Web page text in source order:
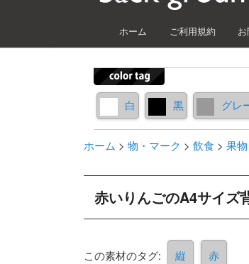
メインコンテンツへ移動
サブコンテンツへ移動
ホーム ご利用規約
白 黒 グレ
ホーム > 物・マーク > 飲食 > 果物
赤いりんごのA4サイズ
この素材のタグ: 縦 赤